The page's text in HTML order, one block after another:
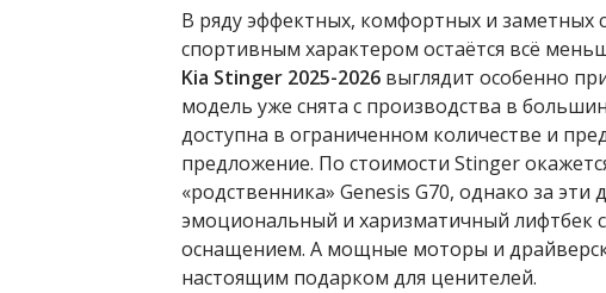
В ряду эффектных, комфортных и заметных
спортивным характером остаётся всё
Kia Stinger 2025-2026 выглядит особенно
модель уже снята с производства в
доступна в ограниченном количестве и
предложение. По стоимости Stinger
«родственника» Genesis G70, однако за эти
эмоциональный и харизматичный лифтбек
оснащением. А мощные моторы и
настоящим подарком для ценителей.